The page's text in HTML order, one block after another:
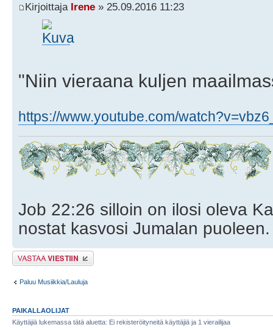
Kirjoittaja Irene » 25.09.2016 11:23
"Niin vieraana kuljen
https://www.youtube.com/
Job 22:26 silloin on ilosi oleva
nostat kasvosi Jumalan puoleen.
Lähetä vastaus
Paluu Musiikkia/Lauluja
PAIKALLAOLIJAT
Käyttäjiä lukemassa tätä aluetta: Ei rekisteröityneitä käyttäjiä ja 1 vierailijaa